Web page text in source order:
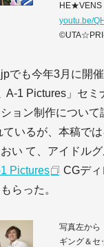
HE★VENS
youtu.be/
でも今年3月に開
A-1 Pictures」セミ
ョン制作について
ているが、本稿で
い て、アイドル
Pictures
CGデ
らった。
写真左か
ギング＆セ